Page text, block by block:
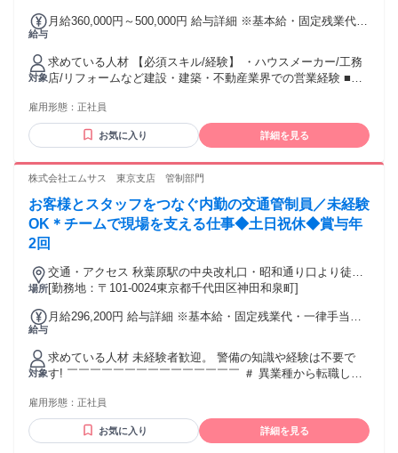
給与
月給360,000円～500,000円 給与詳細 ※基本給・固定残業代の
あり 1ヶ月あたり9万8934円 〜 13万6881円（固定残業時間：
1ヶ月あたり45時間） 固定残業時間を超えた勤務時間につい
ては別途残業代を支給する 【一律手当】 全員に一律で支払わ
れる通勤・皆勤・家族手当金額：なし 全員に一律で支払われ
します。 ※固定時間外労働手当 月45時間分を含む ・昇給・
賞与（年2回） ・通勤交通費支給（月上限3万円まで） ・リモ
ートワーク手当（一時金：2万円、5000円/月） ・出張手当 ・
近隣住宅手当 ・結婚・出産祝い金 など
対象
求めている人材 【必須スキル/経験】 ・ハウスメーカー/工務
店/リフォームなど建設・建築・不動産業界での営業経験 ■下
・課題に対して提案ができる方 ■求める人物像 ・採用やキャ
リア支援に興味がある方 ・課題解決がしたい方 ・新規事業に
挑戦したい方 ・変化を楽しめる方 ・論理的に考え、伝えられ
雇用形態： 正社員
お気に入り 詳細を見る
株式会社エムサス 東京支店 管制部門
お客様とスタッフをつなぐ内勤の交通管制員／未経験
OK＊チームで現場を支える仕事◆土日祝休◆賞与年
2回
場所
交通・アクセス 秋葉原駅の中央改札口・昭和通り口より徒歩5
分（JR山手線・京浜東北線・総武線・東京メトロ 日比谷線・
[勤務地：〒101-0024東京都千代田区神田和泉町]
給与
月給296,200円 給与詳細 ※基本給・固定残業代・一律手当の
9200円（固定残業時間：1ヶ月あたり30時間） 固定残業時間
を超えた勤務時間については別途残業代を支給する 【一律手
当】 全員に一律で支払われる通勤・皆勤・家族手当金額：な
し 全員に一律で支払われるその他手当金額：あり 1ヶ月あた
（7月・12月） 期末賞与（業績による） 昇給年1回（6月） 交
通費支給（上限月15万円） 自己研鑽手当（月1万円） 各種手
対象
求めている人材 未経験者歓迎。 警備の知識や経験は不要で
す! ￣￣￣￣￣￣￣￣￣￣￣￣￣￣￣ ＃ 異業種から転職した
方（AT限定可） ※必須ではありません 【こんな方に向いてい
ます】 ・人の気持ちに寄り添える方 ・柔軟に動ける方 ・サ
ポートすることが好きな方 ・会話が苦手でない方 先輩たちの
雇用形態： 正社員
お気に入り 詳細を見る